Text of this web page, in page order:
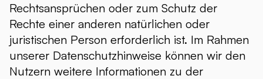
Rechtsansprüchen oder zum Schutz der
Rechte einer anderen natürlichen oder
juristischen Person erforderlich ist. Im Rahmen
unserer Datenschutzhinweise können wir den
Nutzern weitere Informationen zu der